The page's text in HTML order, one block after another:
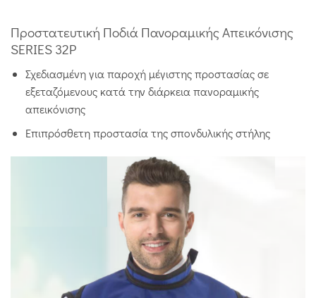
Προστατευτική Ποδιά Πανοραμικής Απεικόνισης
SERIES 32P
Σχεδιασμένη για παροχή μέγιστης προστασίας σε
εξεταζόμενους κατά την διάρκεια πανοραμικής
απεικόνισης
Επιπρόσθετη προστασία της σπονδυλικής στήλης